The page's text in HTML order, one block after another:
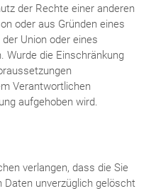
der Rechte einer anderen
oder aus Gründen eines
Union oder eines
Wurde die Einschränkung
Verantwortlichen
aufgehoben wird.
verlangen, dass die Sie
Daten unverzüglich gelöscht